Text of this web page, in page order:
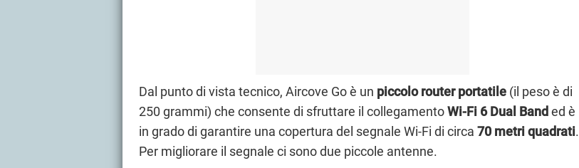
Dal punto di vista tecnico, Aircove Go è un piccolo router portatile (il peso è di
250 grammi) che consente di sfruttare il collegamentoWi-Fi 6 Dual Band ed è
in grado di garantire una copertura del segnale Wi-Fi di circa 70 metri quadrati.
Per migliorare il segnale ci sono due piccole antenne.